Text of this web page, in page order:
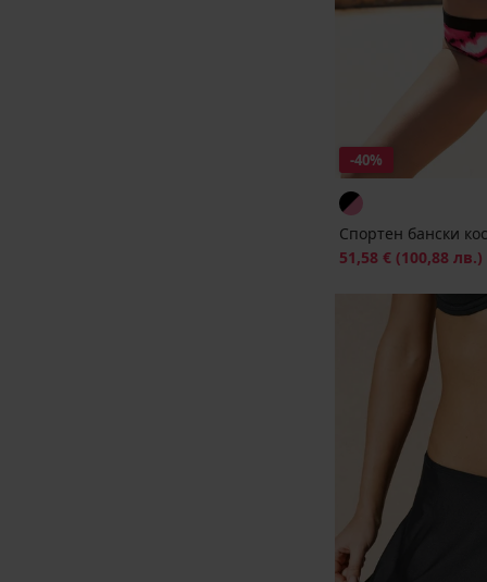
-40%
Спортен бански
Намаление
51,58 € (100,88 лв.)